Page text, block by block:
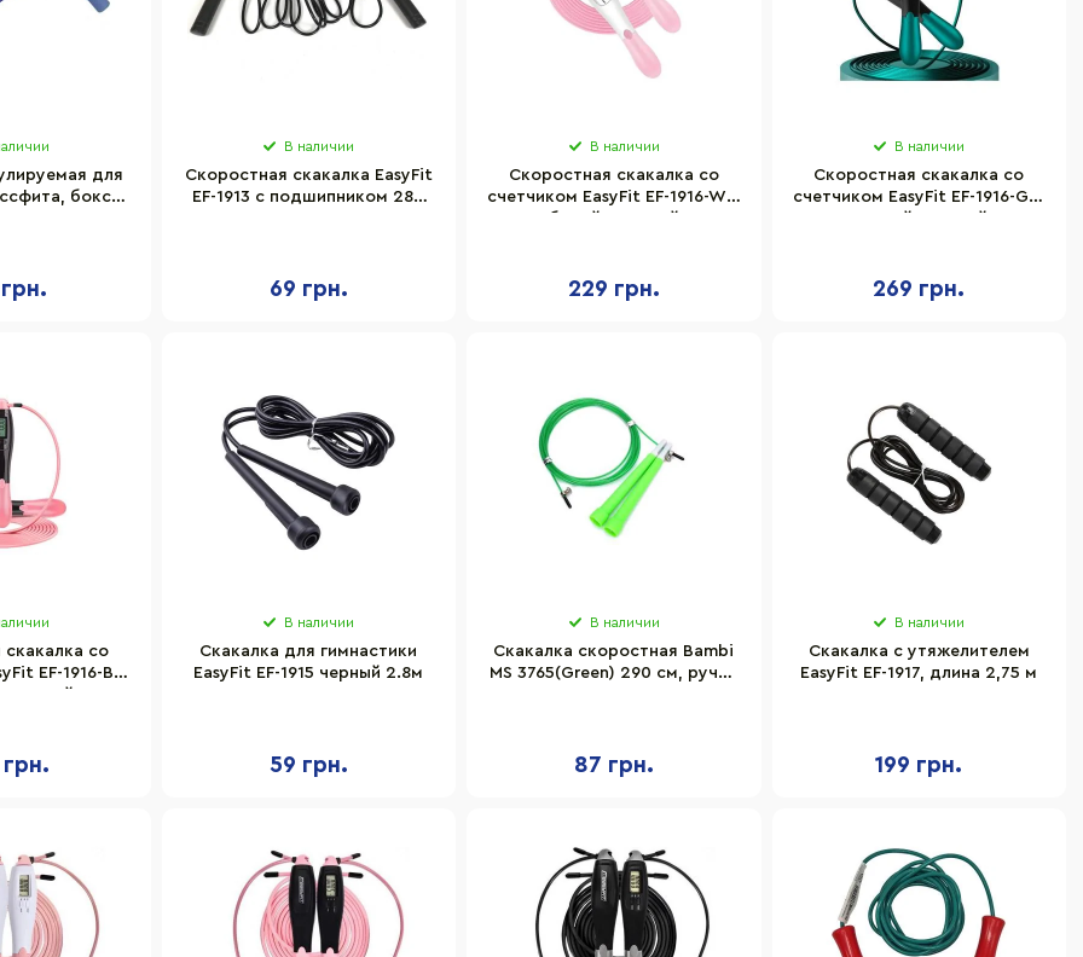
для
бокса
В наличии
Скоростная скакалка EasyFit
EF-1913 с подшипником 280
69 грн.
В наличии
Скоростная скакалка со
счетчиком EasyFit EF-1916-WP,
229 грн.
В наличии
Скоростная скакалка со
счетчиком EasyFit EF-1916-GN,
269 грн.
со
EF-1916-BP,
В наличии
Cкакалка для гимнастики
EasyFit EF-1915 черный 2.8м
59 грн.
В наличии
Скакалка скоростная Bambi
MS 3765(Green) 290 см, ручка
87 грн.
В наличии
Скакалка с утяжелителем
EasyFit EF-1917, длина 2,75 м
199 грн.